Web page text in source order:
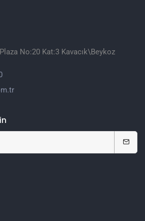
No:20 Kat:3 Kavacık\Beykoz